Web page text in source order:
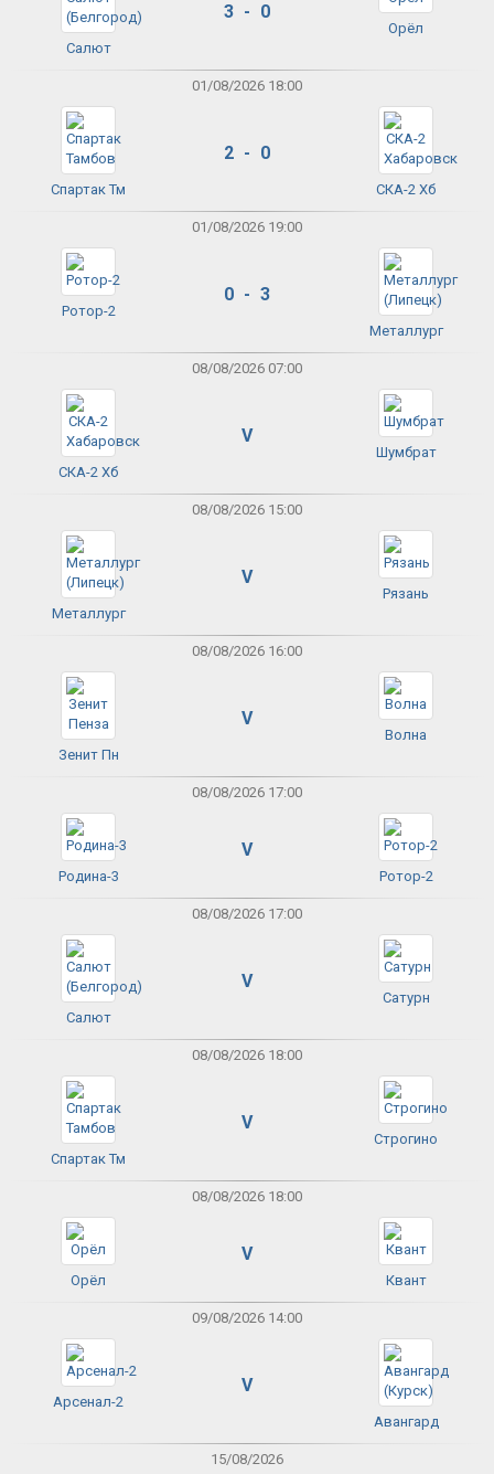
Салют
3 - 0
Орёл
01/08/2026 18:00
Спартак Тм
2 - 0
СКА-2 Хб
01/08/2026 19:00
Ротор-2
0 - 3
Металлург
08/08/2026 07:00
СКА-2 Хб
V
Шумбрат
08/08/2026 15:00
Металлург
V
Рязань
08/08/2026 16:00
Зенит Пн
V
Волна
08/08/2026 17:00
Родина-3
V
Ротор-2
08/08/2026 17:00
Салют
V
Сатурн
08/08/2026 18:00
Спартак Тм
V
Строгино
08/08/2026 18:00
Орёл
V
Квант
09/08/2026 14:00
Арсенал-2
V
Авангард
15/08/2026